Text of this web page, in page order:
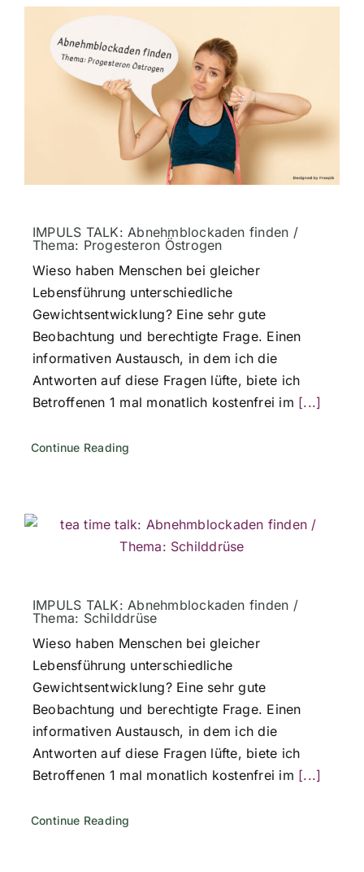
IMPULS TALK: Abnehmblockaden finden /
Thema: Progesteron Östrogen
Wieso haben Menschen bei gleicher
Lebensführung unterschiedliche
Gewichtsentwicklung? Eine sehr gute
Beobachtung und berechtigte Frage. Einen
informativen Austausch, in dem ich die
Antworten auf diese Fragen lüfte, biete ich
Betroffenen 1 mal monatlich kostenfrei im [...]
Continue Reading
IMPULS TALK: Abnehmblockaden finden /
Thema: Schilddrüse
Wieso haben Menschen bei gleicher
Lebensführung unterschiedliche
Gewichtsentwicklung? Eine sehr gute
Beobachtung und berechtigte Frage. Einen
informativen Austausch, in dem ich die
Antworten auf diese Fragen lüfte, biete ich
Betroffenen 1 mal monatlich kostenfrei im [...]
Continue Reading